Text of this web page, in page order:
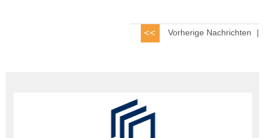
Vorherige Nachrichten |